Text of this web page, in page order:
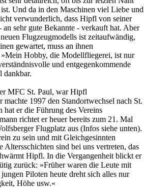
Und da in den Maschinen viel Liebe und
verwunderlich, dass Hipfl von seiner
sehr gute Bekannte - verkauft hat. Aber
Flugzeugmodells ist zeitaufwändig,
gewartet, muss an ihnen
»Mein Hobby, die Modellfliegerei, ist nur
und entgegenkommende
dankbar.
MFC St. Paul, war Hipfl
1997 den Standortwechsel nach St.
hat er die Führung des Vereins
richtet er heuer bereits zum 21. Mal
Flugplatz aus (Infos siehe unten).
zu sein und mit Gleichgesinnten
Altersschichten sind bei uns vertreten, das
Hipfl. In die Vergangenheit blickt er
zurück: »Früher waren die Leute mit
Piloten heute dreht sich alles nur
Höhe usw.«